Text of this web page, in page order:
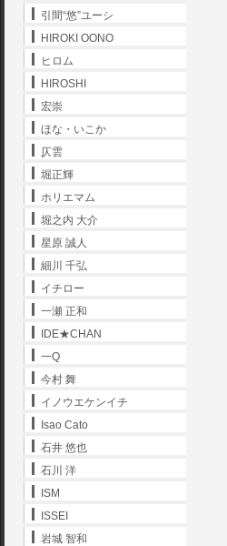
引間“悠”ユーシ
HIROKI OONO
ヒロム
HIROSHI
宏崇
ほな・いこか
仄雲
堀正輝
ホリエマム
堀之内 大介
星原 誠人
細川 千弘
イチロー
一瀬 正和
IDE★CHAN
一Q
今村 舞
イノウエケンイチ
Isao Cato
石井 悠也
石川 洋
ISM
ISSEI
岩城 智和